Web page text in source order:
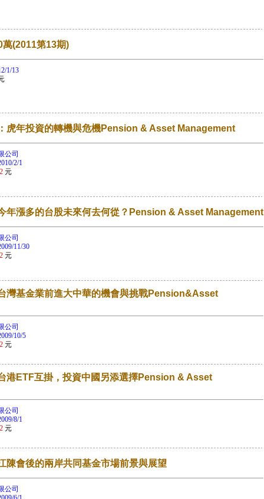
(2011第13期)
1/13
虎年投資的轉機與危機Pension & Asset Management
公司
2/1
元
年漲多的台股未來何去何從？Pension & Asset Management
公司
11/30
元
灣基金業前進大中華的機會與挑戰Pension&Asset
公司
10/5
元
港ETF互掛，投資中國另添選擇Pension & Asset
公司
8/1
元
陳會後的兩岸共同基金市場前景與展望
公司